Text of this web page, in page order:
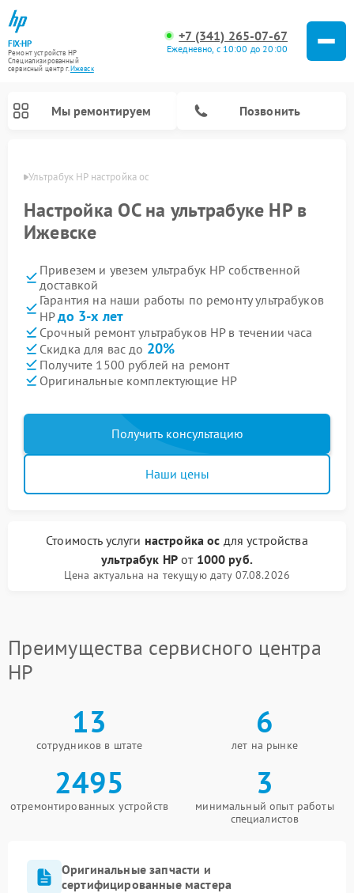
FIX-HP
Ремонт устройств HP
Специализированный
cервисный центр г.Ижевск
+7 (341) 265-07-67
Ежедневно, с 10:00 до 20:00
Мы ремонтируем Позвонить
Ультрабук HP настройка ос
Настройка ОС на ультрабуке HP в
Ижевске
Привезем и увезем ультрабук HP собственной
доставкой
Гарантия на наши работы по ремонту ультрабуков
HPдо 3-х лет
Срочный ремонт ультрабуков HP в течении часа
Скидка для вас до 20%
Получите 1500 рублей на ремонт
Оригинальные комплектующие HP
Получить консультацию
Наши цены
Стоимость услуги настройка ос для устройства
ультрабук HPот 1000 руб.
Цена актуальна на текущую дату 07.08.2026
Преимущества сервисного центра
HP
13
сотрудников в штате
6
лет на рынке
2495
отремонтированных устройств
3
минимальный опыт работы
специалистов
Оригинальные запчасти и
сертифицированные мастера